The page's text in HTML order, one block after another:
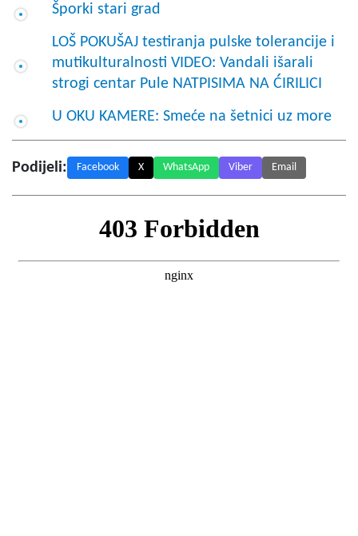
Šporki stari grad
LOŠ POKUŠAJ testiranja pulske tolerancije i
mutikulturalnosti VIDEO: Vandali išarali
strogi centar Pule NATPISIMA NA ĆIRILICI
U OKU KAMERE: Smeće na šetnici uz more
Podijeli: Facebook X WhatsApp Viber Email